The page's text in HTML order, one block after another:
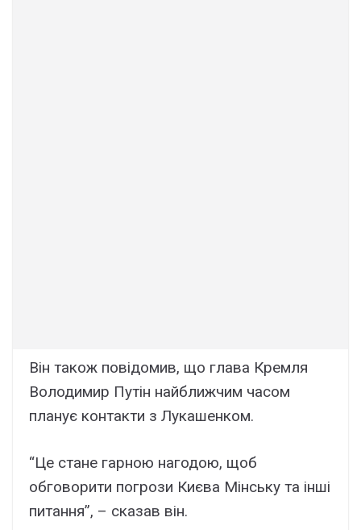
Він також повідомив, що глава Кремля
Володимир Путін найближчим часом
планує контакти з Лукашенком.
“Це стане гарною нагодою, щоб
обговорити погрози Києва Мінську та інші
питання”, – сказав він.